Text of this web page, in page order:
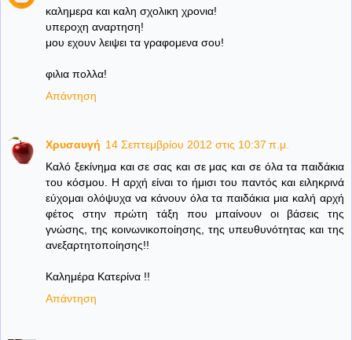
καλημερα και καλη σχολικη χρονια!
υπεροχη αναρτηση!
μου εχουν λειψει τα γραφομενα σου!
φιλια πολλα!
Απάντηση
Χρυσαυγή 14 Σεπτεμβρίου 2012 στις 10:37 π.μ.
Καλό ξεκίνημα και σε σας και σε μας και σε όλα τα παιδάκια
του κόσμου. Η αρχή είναι το ήμισι του παντός και ειληκρινά
εύχομαι ολόψυχα να κάνουν όλα τα παιδάκια μια καλή αρχή
φέτος στην πρώτη τάξη που μπαίνουν οι βάσεις της
γνώσης, της κοινωνικοποίησης, της υπευθυνότητας και της
ανεξαρτητοποίησης!!
Καλημέρα Κατερίνα !!
Απάντηση